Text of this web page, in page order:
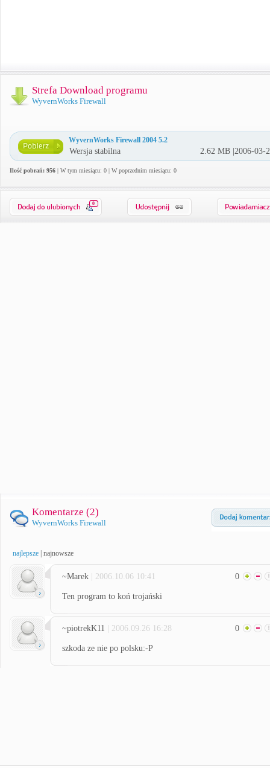
Strefa Download programu
WyvernWorks Firewall
WyvernWorks Firewall 2004 5.2
Wersja stabilna 2.62 MB |2006-03-
Ilość pobrań: 956 | W tym miesiącu: 0 | W poprzednim miesiącu: 0
0
Komentarze (2)
WyvernWorks Firewall
najlepsze | najnowsze
~Marek | 2006.10.06 10:41 0
Ten program to koń trojański
~piotrekK11 | 2006.09.26 16:28 0
szkoda ze nie po polsku:-P